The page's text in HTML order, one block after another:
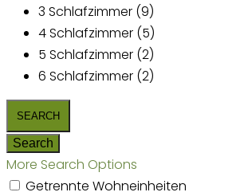
3 Schlafzimmer (9)
4 Schlafzimmer (5)
5 Schlafzimmer (2)
6 Schlafzimmer (2)
More Search Options
Getrennte Wohneinheiten